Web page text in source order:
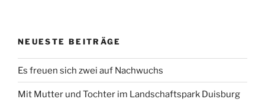
NEUESTE BEITRÄGE
Es freuen sich zwei auf Nachwuchs
Mit Mutter und Tochter im Landschaftspark Duisburg